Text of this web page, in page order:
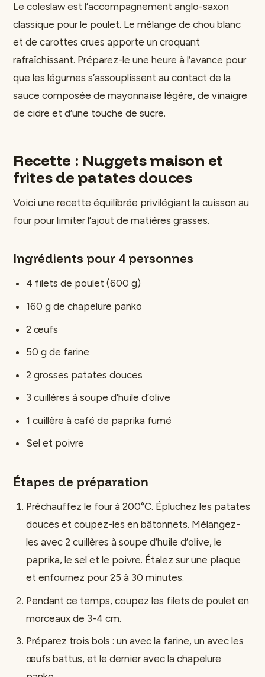
Le coleslaw est l’accompagnement anglo-saxon
classique pour le poulet. Le mélange de chou blanc
et de carottes crues apporte un croquant
rafraîchissant. Préparez-le une heure à l’avance pour
que les légumes s’assouplissent au contact de la
sauce composée de mayonnaise légère, de vinaigre
de cidre et d’une touche de sucre.
Recette : Nuggets maison et
frites de patates douces
Voici une recette équilibrée privilégiant la cuisson au
four pour limiter l’ajout de matières grasses.
Ingrédients pour 4 personnes
4 filets de poulet (600 g)
160 g de chapelure panko
2 œufs
50 g de farine
2 grosses patates douces
3 cuillères à soupe d’huile d’olive
1 cuillère à café de paprika fumé
Sel et poivre
Étapes de préparation
Préchauffez le four à 200°C. Épluchez les patates
douces et coupez-les en bâtonnets. Mélangez-
les avec 2 cuillères à soupe d’huile d’olive, le
paprika, le sel et le poivre. Étalez sur une plaque
et enfournez pour 25 à 30 minutes.
Pendant ce temps, coupez les filets de poulet en
morceaux de 3-4 cm.
Préparez trois bols : un avec la farine, un avec les
œufs battus, et le dernier avec la chapelure